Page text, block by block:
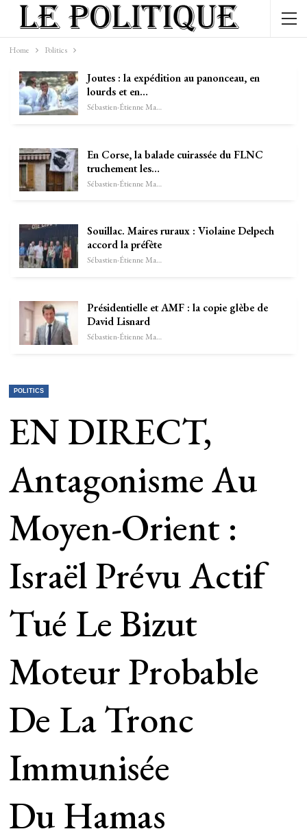
Home Politics
Joutes : la expédition au panonceau, en
lourds et en…
Sébastien-Étienne Marechal
En Corse, la balade cuirassée du FLNC
truchement les…
Sébastien-Étienne Marechal
Souillac. Maires ruraux : Violaine Delpech
accord la préfète
Sébastien-Étienne Marechal
Présidentielle et AMF : la copie glèbe de
David Lisnard
Sébastien-Étienne Marechal
POLITICS
EN DIRECT,
Antagonisme Au
Moyen-Orient :
Israël Prévu Actif
Tué Le Bizut
Moteur Probable
De La Tronc
Immunisée
Du Hamas